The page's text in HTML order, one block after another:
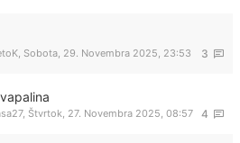
3
Sobota, 29. Novembra 2025, 23:53
4
, Štvrtok, 27. Novembra 2025, 08:57